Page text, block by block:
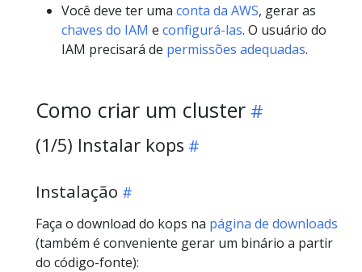
Você deve ter uma conta da AWS, gerar as
chaves do IAM e configurá-las. O usuário do
IAM precisará de permissões adequadas.
Como criar um cluster
(1/5) Instalar kops
Instalação
Faça o download do kops na página de downloads
(também é conveniente gerar um binário a partir
do código-fonte):